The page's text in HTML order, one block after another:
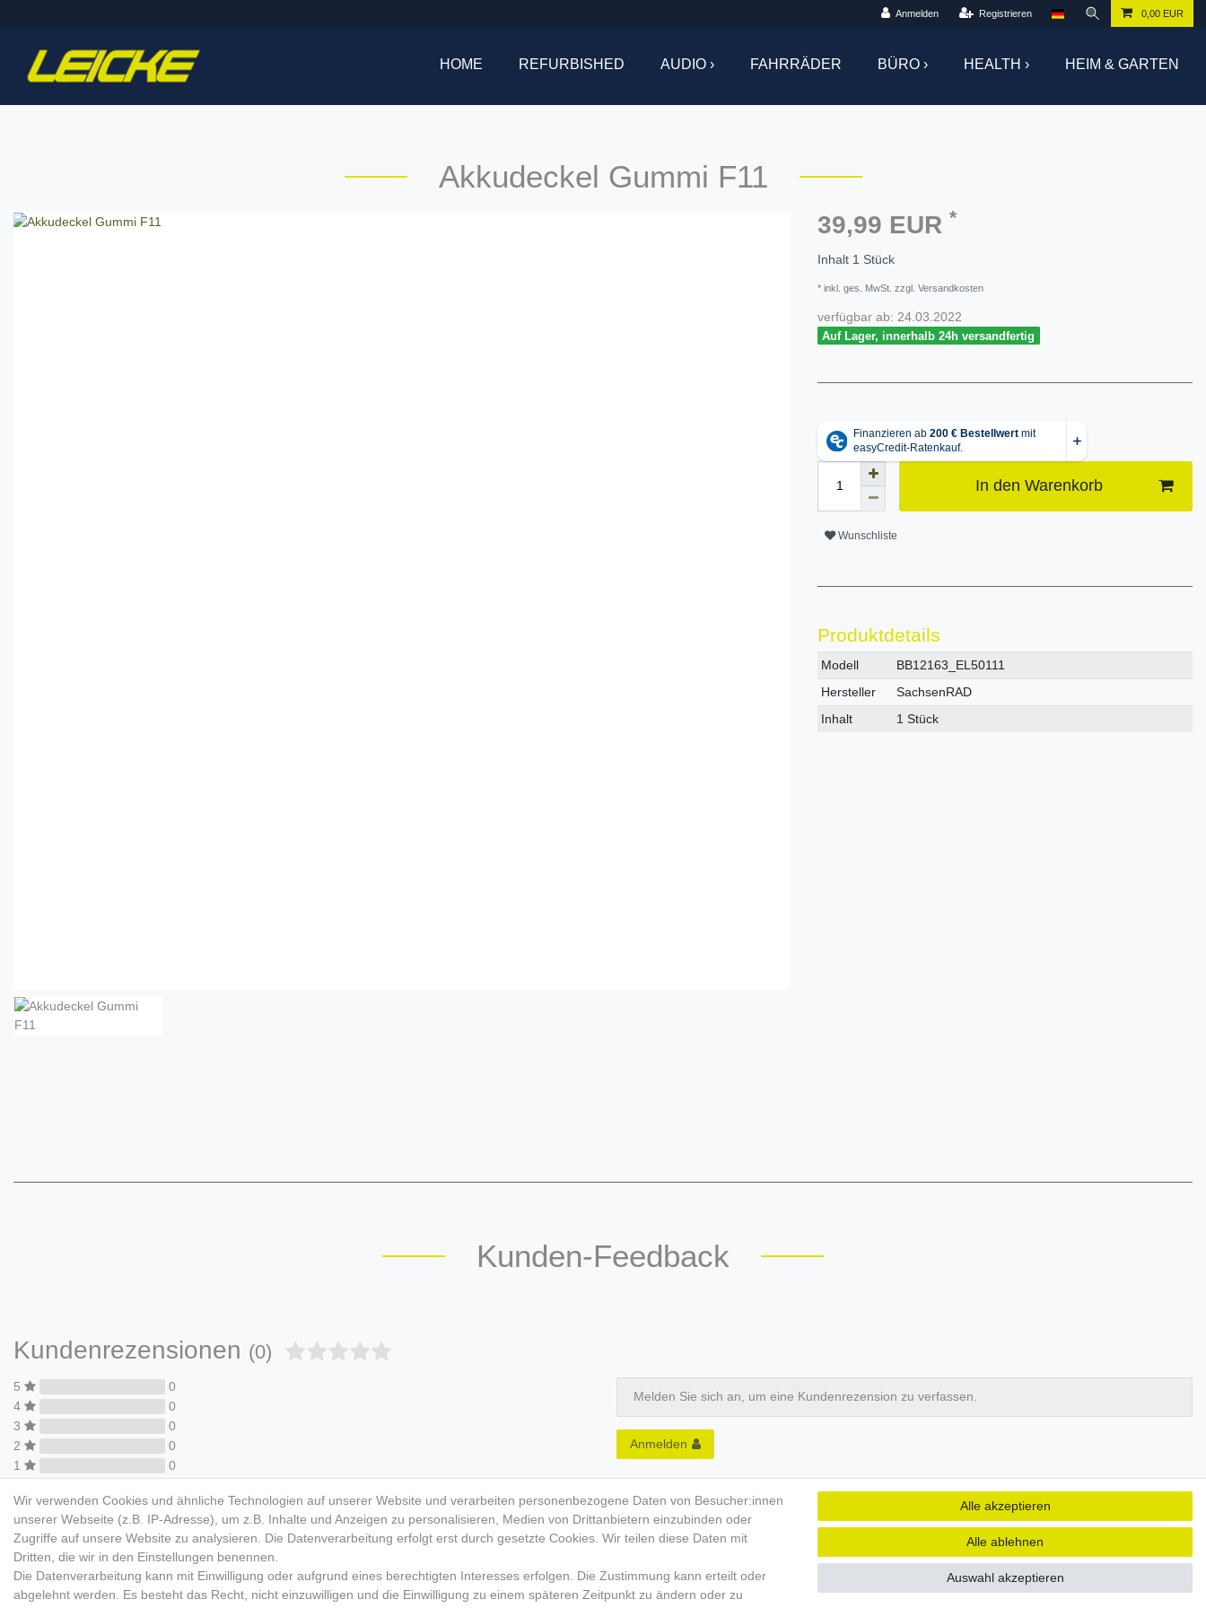
Anmelden Registrieren 0,00 EUR
HOME REFURBISHED AUDIO › FAHRRÄDER BÜRO › HEALTH › HEIM & GARTEN
Akkudeckel Gummi F11
39,99 EUR *
Inhalt 1 Stück
* inkl. ges. MwSt. zzgl. Versandkosten
verfügbar ab: 24.03.2022
Auf Lager, innerhalb 24h versandfertig
In den Warenkorb
Wunschliste
Produktdetails
Technisches
Merkmal
Wert
Modell
BB12163_EL50111
Hersteller
SachsenRAD
Inhalt
1 Stück
Kunden-Feedback
Kundenrezensionen (0)
5
0
4
0
3
0
2
0
1
0
Melden Sie sich an, um eine Kundenrezension zu verfassen.
Anmelden
TESTER/INFLUENCER MARKEN-PHILOSOPHIE RETAIL-PARTNER NEWSLETTER
Wir verwenden Cookies und ähnliche Technologien auf unserer Website und verarbeiten personenbezogene Daten von Besucher:innen
unserer Webseite (z.B. IP-Adresse), um z.B. Inhalte und Anzeigen zu personalisieren, Medien von Drittanbietern einzubinden oder
Zugriffe auf unsere Website zu analysieren. Die Datenverarbeitung erfolgt erst durch gesetzte Cookies. Wir teilen diese Daten mit
Dritten, die wir in den Einstellungen benennen.
Die Datenverarbeitung kann mit Einwilligung oder aufgrund eines berechtigten Interesses erfolgen. Die Zustimmung kann erteilt oder
abgelehnt werden. Es besteht das Recht, nicht einzuwilligen und die Einwilligung zu einem späteren Zeitpunkt zu ändern oder zu
Alle akzeptieren
Alle ablehnen
Auswahl akzeptieren